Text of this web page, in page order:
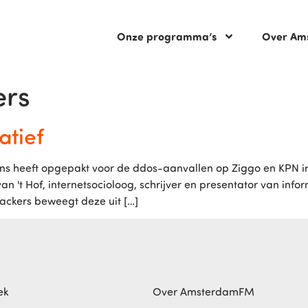
Onze programma’s Over
opgepakt voor de ddos-aanvallen op Ziggo en KPN
't Hof, internetsocioloog, schrijver en presentator van
beweegt deze uit […]
Over AmsterdamFM